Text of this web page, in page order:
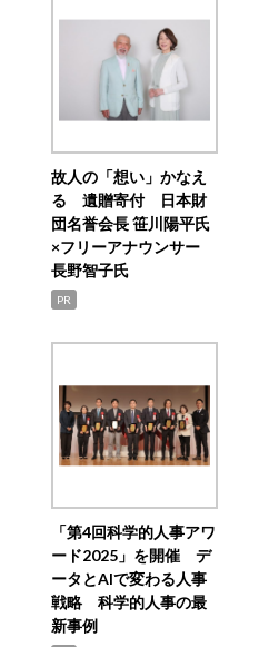
故人の「想い」かなえ
る 遺贈寄付 日本財
団名誉会長 笹川陽平氏
×フリーアナウンサー
長野智子氏
PR
「第4回科学的人事アワ
ード2025」を開催 デ
ータとAIで変わる人事
戦略 科学的人事の最
新事例